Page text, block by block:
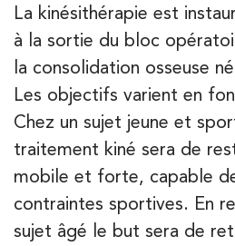
La kinésithérapie est
à la sortie du bloc
la consolidation osseuse
Les objectifs varient en
Chez un sujet jeune et
traitement kiné sera de
mobile et forte, capable
contraintes sportives. En
sujet âgé le but sera de
IK Paris 8 – Saint Lazare
20 Rue de la
20 Rue de la
01 55 06 05 07
PRENEZ RDV SUR
PRENEZ RDV SUR
Kinésithérapie